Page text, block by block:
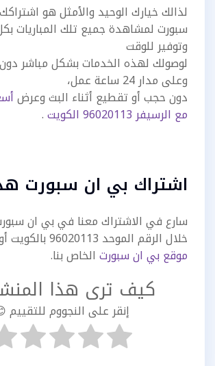
لذالك خيارك الوحيد والأمثل هو
سبورت لمشاهدة جميع تلك المباريات
وتوفير للوقت
لوصولك لهذه الخدمات بشكل مباشر
وعلى مدار 24 ساعة عمل،
دون حجب أو تقطيع أثناء البث وعرض
مع الرسيفر 96020113 الكويت
.
اشتراك بي ان سبورت
سارع في الاشتراك معنا في بي ان
خلال الرقم الموحد 96020113 بالكويت أو من خلال
موقع بي ان سبورت الخاص بنا.
كيف ترى هذا
إنقر على النجووم للتقييم